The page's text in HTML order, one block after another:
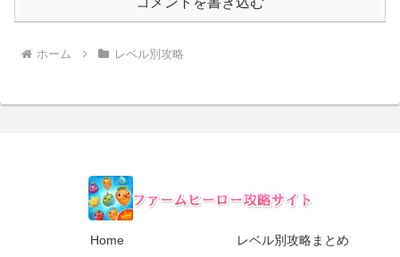
ホーム レベル別攻略
Home
レベル別攻略まとめ